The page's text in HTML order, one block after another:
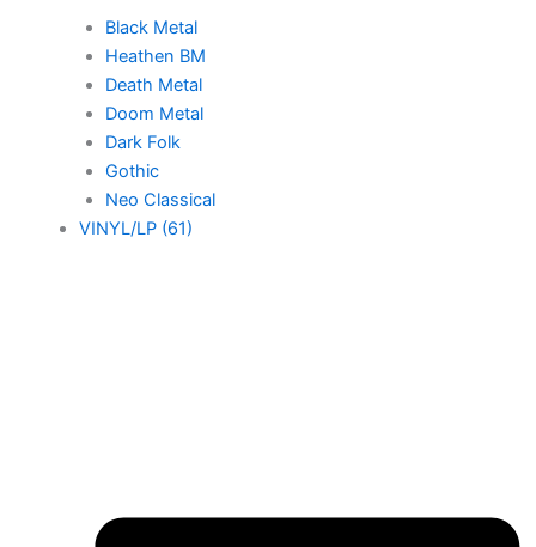
Black Metal
Heathen BM
Death Metal
Doom Metal
Dark Folk
Gothic
Neo Classical
VINYL/LP (61)